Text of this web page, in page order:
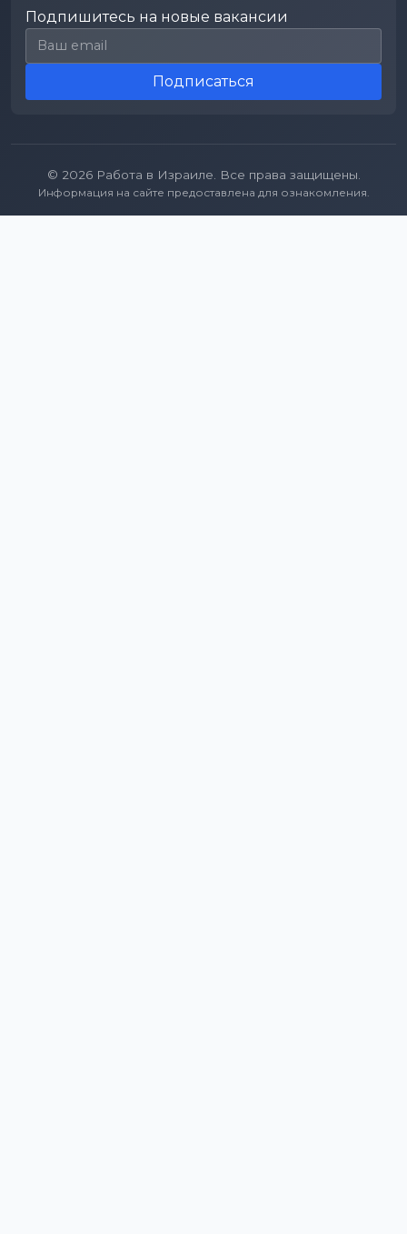
Подпишитесь на новые вакансии
Email для подписки
Подписаться
© 2026 Работа в Израиле. Все права защищены.
Информация на сайте предоставлена для ознакомления.